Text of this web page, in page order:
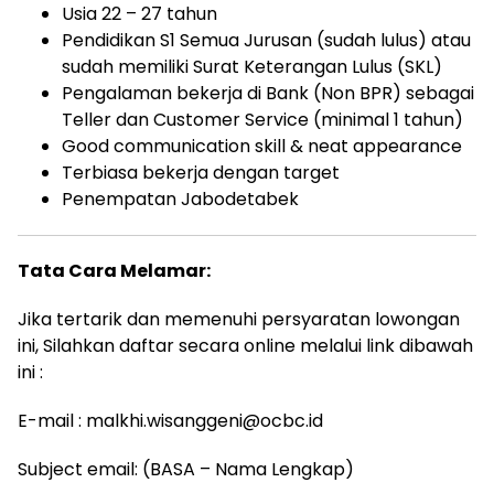
Usia 22 – 27 tahun
Pendidikan S1 Semua Jurusan (sudah lulus) atau
sudah memiliki Surat Keterangan Lulus (SKL)
Pengalaman bekerja di Bank (Non BPR) sebagai
Teller dan Customer Service (minimal 1 tahun)
Good communication skill & neat appearance
Terbiasa bekerja dengan target
Penempatan Jabodetabek
Tata Cara Melamar:
Jika tertarik dan memenuhi persyaratan lowongan
ini, Silahkan daftar secara online melalui link dibawah
ini :
E-mail : malkhi.wisanggeni@ocbc.id
Subject email: (BASA – Nama Lengkap)